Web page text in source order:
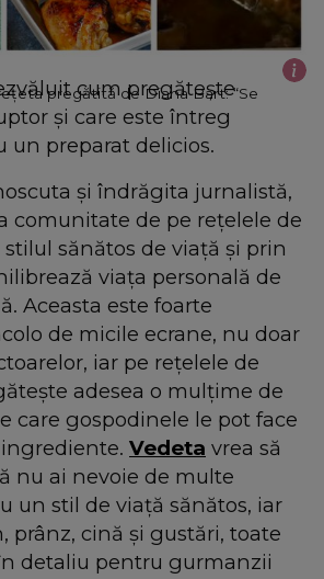
pregătită de Diana Bart: “Se
cum pregătește
și care este întreg
un preparat delicios.
și îndrăgita jurnalistă,
comunitate de pe rețelele de
sănătos de viață și prin
viața personală de
Aceasta este foarte
de micile ecrane, nu doar
iar pe rețelele de
adesea o mulțime de
care gospodinele le pot face
Vedeta vrea să
nu ai nevoie de multe
un stil de viață sănătos, iar
prânz, cină și gustări, toate
detaliu pentru gurmanzii